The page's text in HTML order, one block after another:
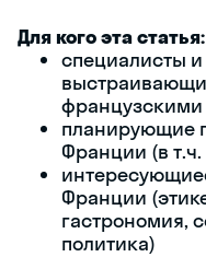
Для кого эта статья:
специалисты
планирующие
Франции (в
Франции
гастрономия,
политика)
Skyeng Chat
online